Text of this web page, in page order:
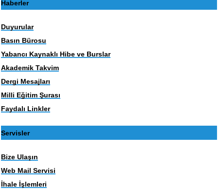
Haberler
Duyurular
Basın Bürosu
Yabancı Kaynaklı Hibe ve Burslar
Akademik Takvim
Dergi Mesajları
Milli Eğitim Şurası
Faydalı Linkler
Servisler
Bize Ulaşın
Web Mail Servisi
İhale İşlemleri